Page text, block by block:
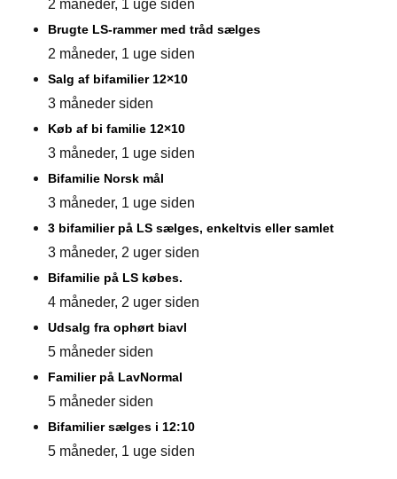
2 måneder, 1 uge siden
Brugte LS-rammer med tråd sælges
2 måneder, 1 uge siden
Salg af bifamilier 12×10
3 måneder siden
Køb af bi familie 12×10
3 måneder, 1 uge siden
Bifamilie Norsk mål
3 måneder, 1 uge siden
3 bifamilier på LS sælges, enkeltvis eller samlet
3 måneder, 2 uger siden
Bifamilie på LS købes.
4 måneder, 2 uger siden
Udsalg fra ophørt biavl
5 måneder siden
Familier på LavNormal
5 måneder siden
Bifamilier sælges i 12:10
5 måneder, 1 uge siden